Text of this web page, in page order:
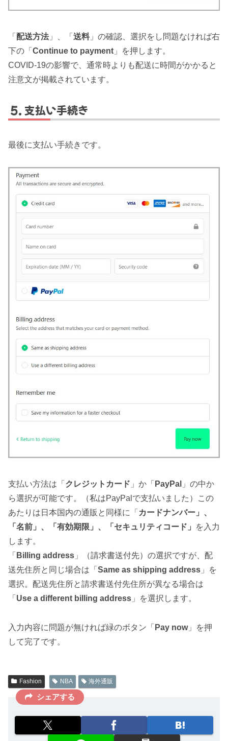
「 配送方法 」、「 送料」の確認、選択をし問題なければ右
下の「 Continue to payment 」を押します。
COVID-19の影響で、通常時よりも配送に時間がかかると
注意文が掲載されています。
支払い手続き
最後に支払い手続きです。
支払い方法は「 クレジットカード 」か「 PayPal 」の中か
ら選択が可能です。（私はPayPalで支払いました）この
あたりは日本国内の通販と同様に「 カードナンバー」、
「名前」、「有効期限」、「セキュリティコード」
を入力
します。
「 Billing address 」（請求書送付先）の選択ですが、配
送先住所と同じ場合は「 Same as shipping address 」を
選択。配送先住所と請求書送付先住所が異なる場合は
「 Use a different billing address 」を選択します。
入力内容に問題が無ければ緑のボタン「 Pay now」を押
して完了です。
Fashion NBA 海外通販
シェアする